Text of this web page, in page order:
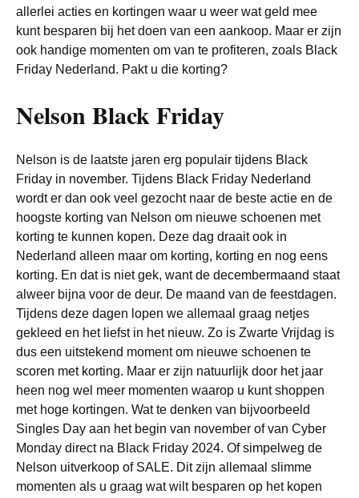
allerlei acties en kortingen waar u weer wat geld mee
kunt besparen bij het doen van een aankoop. Maar er zijn
ook handige momenten om van te profiteren, zoals Black
Friday Nederland. Pakt u die korting?
Nelson Black Friday
Nelson is de laatste jaren erg populair tijdens Black
Friday in november. Tijdens Black Friday Nederland
wordt er dan ook veel gezocht naar de beste actie en de
hoogste korting van Nelson om nieuwe schoenen met
korting te kunnen kopen. Deze dag draait ook in
Nederland alleen maar om korting, korting en nog eens
korting. En dat is niet gek, want de decembermaand staat
alweer bijna voor de deur. De maand van de feestdagen.
Tijdens deze dagen lopen we allemaal graag netjes
gekleed en het liefst in het nieuw. Zo is Zwarte Vrijdag is
dus een uitstekend moment om nieuwe schoenen te
scoren met korting. Maar er zijn natuurlijk door het jaar
heen nog wel meer momenten waarop u kunt shoppen
met hoge kortingen. Wat te denken van bijvoorbeeld
Singles Day aan het begin van november of van Cyber
Monday direct na Black Friday 2024. Of simpelweg de
Nelson uitverkoop of SALE. Dit zijn allemaal slimme
momenten als u graag wat wilt besparen op het kopen